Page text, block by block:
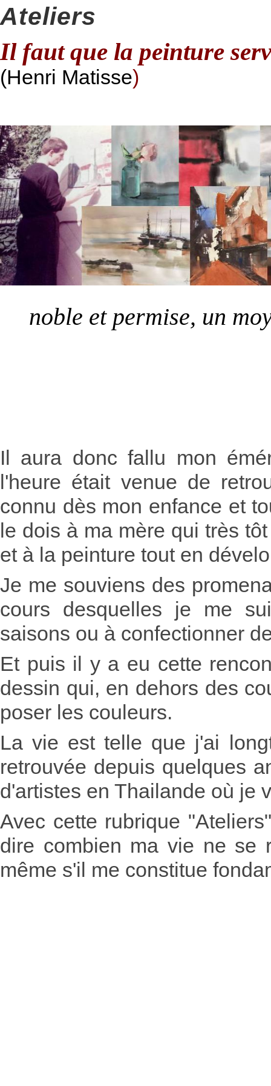
Ateliers
Il faut que la peinture
(Henri Matisse)
noble et permise, un
Il aura donc fallu mon
l'heure était venue de
connu dès mon enfance et
le dois à ma mère qui très
et à la peinture tout en
Je me souviens des
cours desquelles je me
saisons ou à confectionner
Et puis il y a eu cette
dessin qui, en dehors des
poser les couleurs.
La vie est telle que j'ai
retrouvée depuis quelques
d'artistes en Thailande où je
Avec cette rubrique
dire combien ma vie ne se
même s'il me constitue